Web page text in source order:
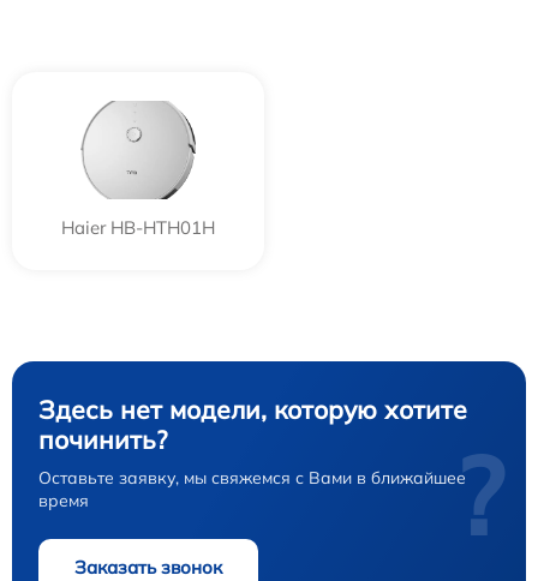
Haier HB-HTH01H
Здесь нет модели, которую хотите
починить?
Оставьте заявку, мы свяжемся с Вами в ближайшее
время
Заказать звонок
?